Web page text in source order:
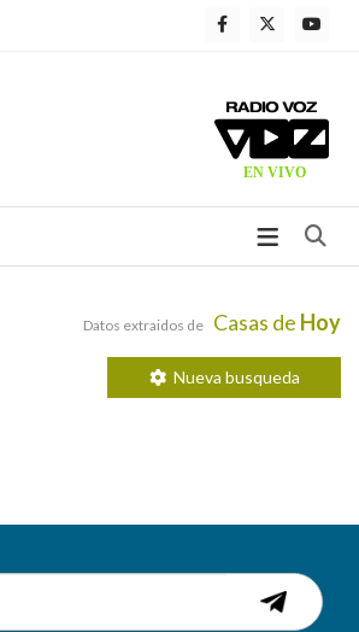
Datos extraidos de Casas de Hoy
Nueva busqueda